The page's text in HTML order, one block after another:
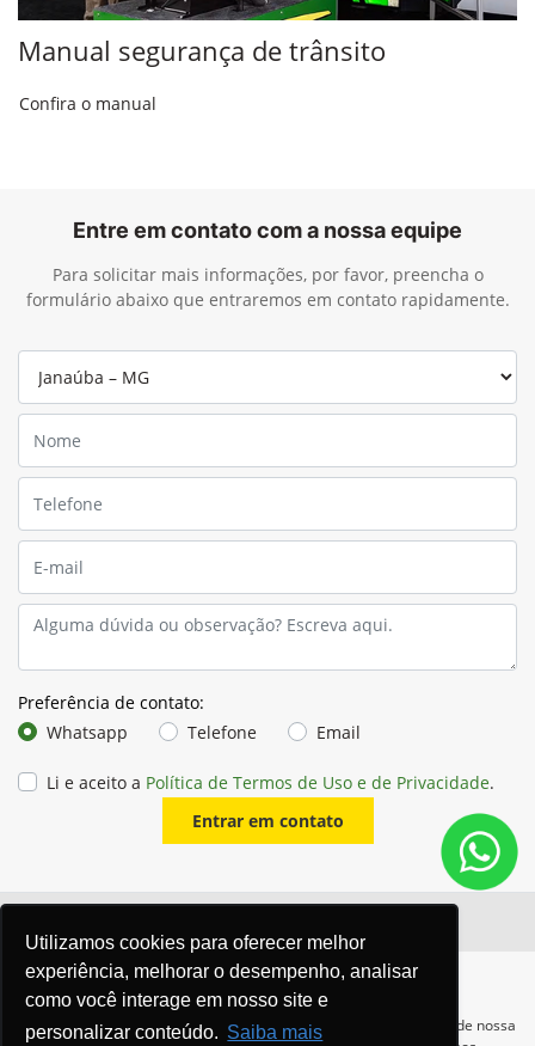
Utilizamos cookies para oferecer melhor
experiência, melhorar o desempenho, analisar
como você interage em nosso site e
personalizar conteúdo. Saiba mais
Manual segurança de trânsito
Confira o manual
Entre em contato com a nossa equipe
Para solicitar mais informações, por favor, preencha o
formulário abaixo que entraremos em contato rapidamente.
Preferência de contato:
Whatsapp
Telefone Email
Li e aceito a Política de Termos de Uso e de Privacidade.
Entrar em contato
Para otimizar sua experiência durante a navegação, fazemos uso de nossa